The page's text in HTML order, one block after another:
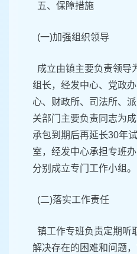
五、保障措施
(一)加强组织领导
成立由镇主要负责领导
组长，经发中心、党政
心、财政所、司法所、
关部门主要负责同志为
承包到期后再延长30年
室，经发中心承担专班
分别成立专门工作小组。
(二)落实工作责任
镇工作专班负责定期听
解决存在的困难和问题